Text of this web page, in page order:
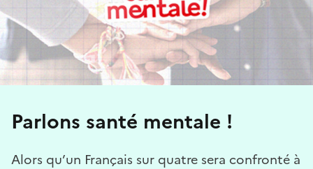
Parlons santé mentale !
Alors qu’un Français sur quatre sera confronté à